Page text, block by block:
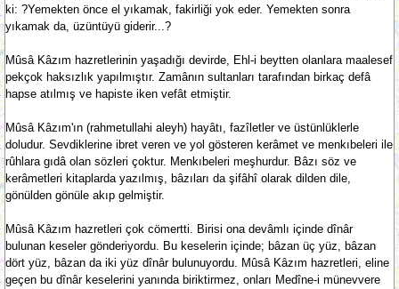
ki: ?Yemekten önce el yıkamak, fakirliği yok eder. Yemekten sonra
yıkamak da, üzüntüyü giderir...?
Mûsâ Kâzım hazretlerinin yaşadığı devirde, Ehl-i beytten olanlara maalesef
pekçok haksızlık yapılmıştır. Zamânın sultanları tarafından birkaç defâ
hapse atılmış ve hapiste iken vefât etmiştir.
Mûsâ Kâzım'ın (rahmetullahi aleyh) hayâtı, fazîletler ve üstünlüklerle
doludur. Sevdiklerine ibret veren ve yol gösteren kerâmet ve menkıbeleri ile
rûhlara gıdâ olan sözleri çoktur. Menkıbeleri meşhurdur. Bâzı söz ve
kerâmetleri kitaplarda yazılmış, bâzıları da şifâhî olarak dilden dile,
gönülden gönüle akıp gelmiştir.
Mûsâ Kâzım hazretleri çok cömertti. Birisi ona devâmlı içinde dînâr
bulunan keseler gönderiyordu. Bu keselerin içinde; bâzan üç yüz, bâzan
dört yüz, bâzan da iki yüz dînâr bulunuyordu. Mûsâ Kâzım hazretleri, eline
geçen bu dînâr keselerini yanında biriktirmez, onları Medîne-i münevvere